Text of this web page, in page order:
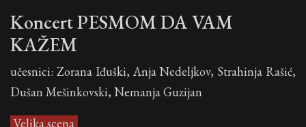
Koncert PESMOM DA VAM
KAŽEM
učesnici: Zorana Iđuški, Anja Nedeljkov, Strahinja Rašić,
Dušan Mešinkovski, Nemanja Guzijan
Velika scena